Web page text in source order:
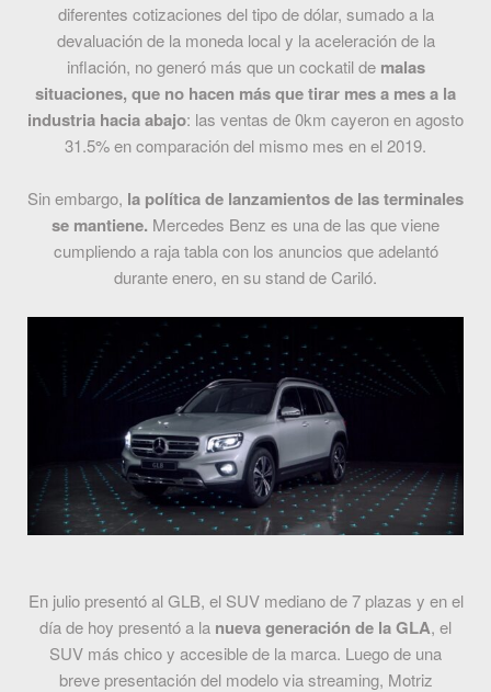
diferentes cotizaciones del tipo de dólar, sumado a la
devaluación de la moneda local y la aceleración de la
inflación, no generó más que un cockatil de malas
situaciones, que no hacen más que tirar mes a mes a la
industria hacia abajo: las ventas de 0km cayeron en agosto
31.5% en comparación del mismo mes en el 2019.
Sin embargo, la política de lanzamientos de las terminales
se mantiene. Mercedes Benz es una de las que viene
cumpliendo a raja tabla con los anuncios que adelantó
durante enero, en su stand de Cariló.
En julio presentó al GLB, el SUV mediano de 7 plazas y en el
día de hoy presentó a la nueva generación de la GLA, el
SUV más chico y accesible de la marca. Luego de una
breve presentación del modelo via streaming, Motriz